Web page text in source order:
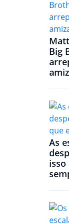
Big
As
isso